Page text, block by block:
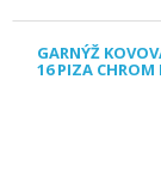
GARNÝŽ
16 PIZA CHROM